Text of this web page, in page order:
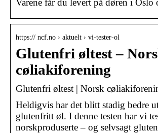
Varene får du levert på døren i Oslo
https:// ncf.no › aktuelt › vi-tester-ol
Glutenfri øltest –
cøliakiforening
Glutenfri øltest | Norsk
Heldigvis har det blitt stadig bedre
glutenfritt øl. I denne testen har vi
norskproduserte – og selvsagt